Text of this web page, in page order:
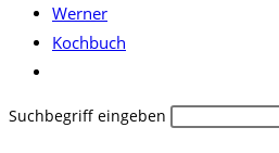
Werner
Kochbuch
umschalten
Diese
Suchbegriff eingeben